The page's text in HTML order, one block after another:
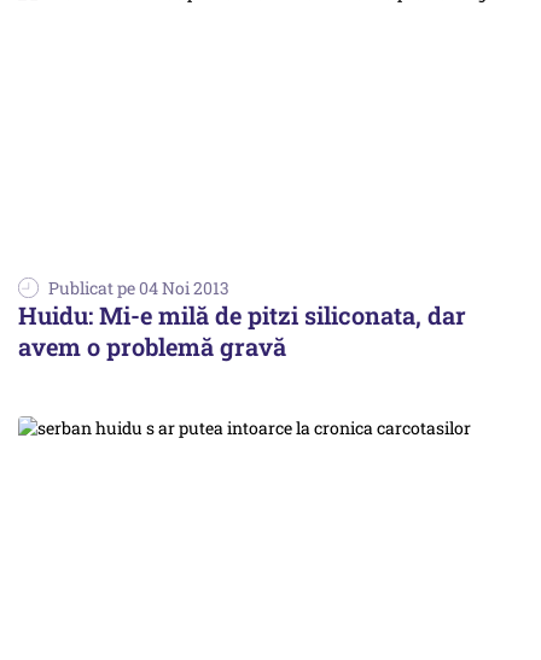
Publicat pe 04 Noi 2013
Huidu: Mi-e milă de pitzi siliconata, dar
avem o problemă gravă